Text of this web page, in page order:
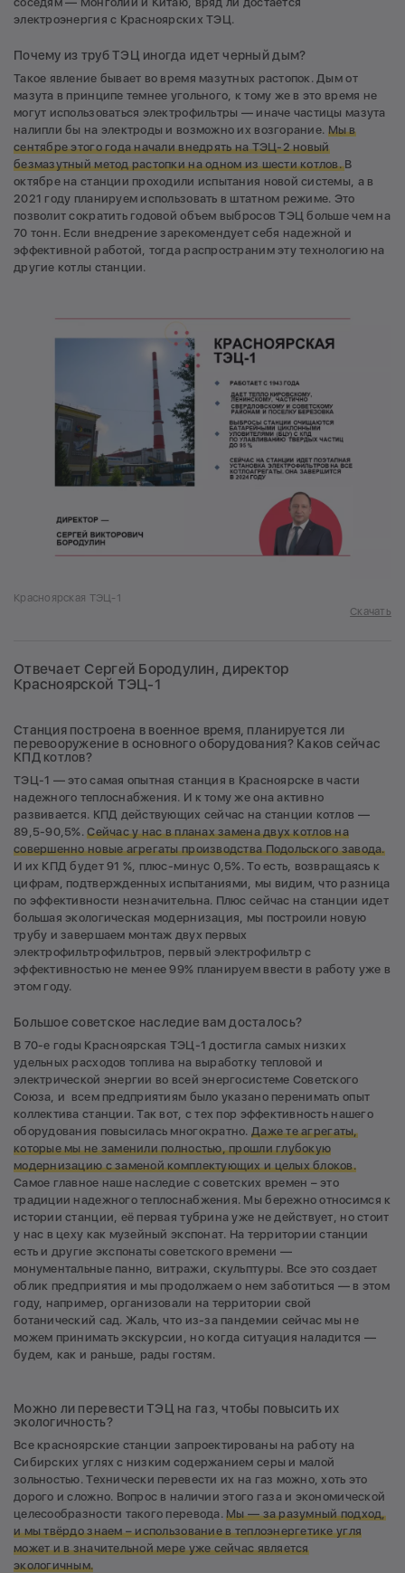
электроэнергия с Красноярских ТЭЦ.
Почему из труб ТЭЦ иногда идет черный дым?
Такое явление бывает во время мазутных растопок. Дым от
мазута в принципе темнее угольного, к тому же в это время не
могут использоваться электрофильтры — иначе частицы мазута
налипли бы на электроды и возможно их возгорание. Мы в
сентябре этого года начали внедрять на ТЭЦ-2 новый
безмазутный метод растопки на одном из шести котлов.В
октябре на станции проходили испытания новой системы, а в
2021 году планируем использовать в штатном режиме. Это
позволит сократить годовой объем выбросов ТЭЦ больше чем на
70 тонн. Если внедрение зарекомендует себя надежной и
эффективной работой, тогда распространим эту технологию на
другие котлы станции.
Красноярская ТЭЦ-1
Скачать
Отвечает Сергей Бородулин, директор
Красноярской ТЭЦ-1
Станция построена в военное время, планируется ли
перевооружение в основного оборудования? Каков сейчас
КПД котлов?
ТЭЦ-1 — это самая опытная станция в Красноярске в части
надежного теплоснабжения. И к тому же она активно
развивается. КПД действующих сейчас на станции котлов —
89,5-90,5%.Сейчас у нас в планах замена двух котлов на
совершенно новые агрегаты производства Подольского завода.
И их КПД будет 91 %, плюс-минус 0,5%. То есть, возвращаясь к
цифрам, подтвержденных испытаниями, мы видим, что разница
по эффективности незначительна. Плюс сейчас на станции идет
большая экологическая модернизация, мы построили новую
трубу и завершаем монтаж двух первых
электрофильтрофильтров, первый электрофильтр с
эффективностью не менее 99% планируем ввести в работу уже в
этом году.
Большое советское наследие вам досталось?
В 70-е годы Красноярская ТЭЦ-1 достигла самых низких
удельных расходов топлива на выработку тепловой и
электрической энергии во всей энергосистеме Советского
Союза, и всем предприятиям было указано перенимать опыт
коллектива станции. Так вот, с тех пор эффективность нашего
оборудования повысилась многократно. Даже те агрегаты,
которые мы не заменили полностью, прошли глубокую
модернизацию с заменой комплектующих и целых блоков.
Самое главное наше наследие с советских времен – это
традиции надежного теплоснабжения. Мы бережно относимся к
истории станции, её первая тубрина уже не действует, но стоит
у нас в цеху как музейный экспонат. На территории станции
есть и другие экспонаты советского времени —
монументальные панно, витражи, скульптуры. Все это создает
облик предприятия и мы продолжаем о нем заботиться — в этом
году, например, организовали на территории свой
ботанический сад. Жаль, что из-за пандемии сейчас мы не
можем принимать экскурсии, но когда ситуация наладится —
будем, как и раньше, рады гостям.
Можно ли перевести ТЭЦ на газ, чтобы повысить их
экологичность?
Все красноярские станции запроектированы на работу на
Сибирских углях с низким содержанием серы и малой
зольностью. Технически перевести их на газ можно, хоть это
дорого и сложно. Вопрос в наличии этого газа и экономической
целесообразности такого перевода.Мы — за разумный подход,
и мы твёрдо знаем – использование в теплоэнергетике угля
может и в значительной мере уже сейчас является
экологичным.